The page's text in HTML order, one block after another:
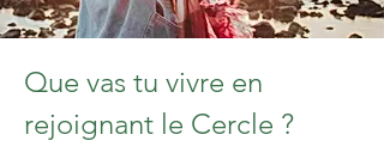
Que vas tu vivre en
rejoignant le Cercle ?